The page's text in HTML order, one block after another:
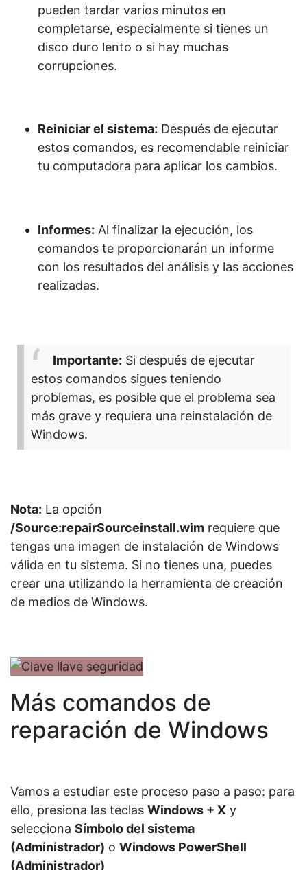
pueden tardar varios minutos en
completarse, especialmente si tienes un
disco duro lento o si hay muchas
corrupciones.
Reiniciar el sistema: Después de ejecutar
estos comandos, es recomendable reiniciar
tu computadora para aplicar los cambios.
Informes: Al finalizar la ejecución, los
comandos te proporcionarán un informe
con los resultados del análisis y las acciones
realizadas.
Importante: Si después de ejecutar
estos comandos sigues teniendo
problemas, es posible que el problema sea
más grave y requiera una reinstalación de
Windows.
Nota: La opción
/Source:repairSourceinstall.wim requiere que
tengas una imagen de instalación de Windows
válida en tu sistema. Si no tienes una, puedes
crear una utilizando la herramienta de creación
de medios de Windows.
Más comandos de
reparación de Windows
Vamos a estudiar este proceso paso a paso: para
ello, presiona las teclas Windows + X y
selecciona Símbolo del sistema
(Administrador) o Windows PowerShell
(Administrador)